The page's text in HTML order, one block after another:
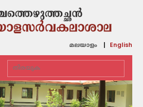
മലയാളം English